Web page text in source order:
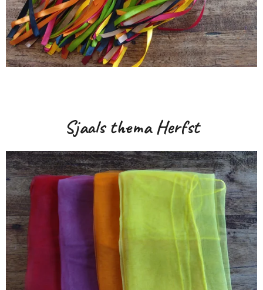
Sjaals thema Herfst